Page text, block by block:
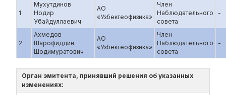
1
Мухутдинов
Нодир
Убайдуллаевич
АО
«Узбекгеофизика»
Член
Наблюдательного
совета
-
2
Ахмедов
Шарофиддин
Шодимуратович
АО
«Узбекгеофизика»
Член
Наблюдательного
совета
-
Орган эмитента, принявший решения об указанных
изменениях: